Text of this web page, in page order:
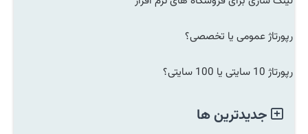
رپورتاژ عمومی یا تخصصی؟
رپورتاژ 10 سایتی یا 100 سایتی؟
جدیدترین ها